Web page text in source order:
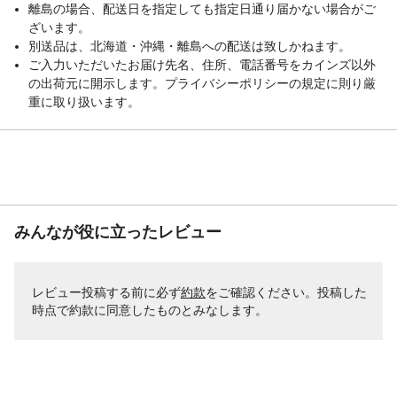
離島の場合、配送日を指定しても指定日通り届かない場合がご
ざいます。
別送品は、北海道・沖縄・離島への配送は致しかねます。
ご入力いただいたお届け先名、住所、電話番号をカインズ以外
の出荷元に開示します。プライバシーポリシーの規定に則り厳
重に取り扱います。
みんなが役に立ったレビュー
レビュー投稿する前に必ず約款をご確認ください。投稿した
時点で約款に同意したものとみなします。